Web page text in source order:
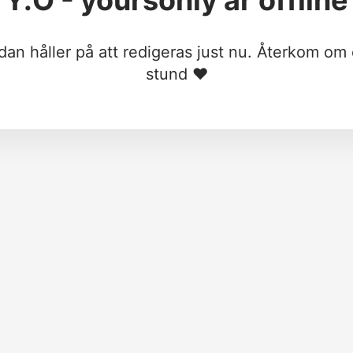
håller på att redigeras just nu. Återkom om
stund ❤︎